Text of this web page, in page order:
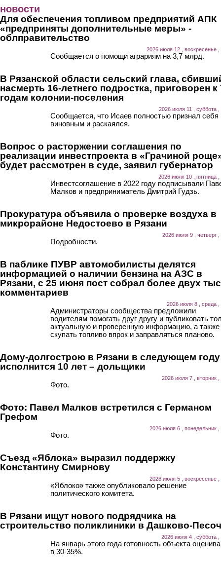
новости
Для обеспечения топливом предприятий АПК
«предприняты дополнительные меры» -
облправительство
2026 июля 12 , воскресенье ,
Сообщается о помощи аграриям на 3,7 млрд.
В Рязанской области сельский глава,
насмерть 16-летнего подростка, приговорен к
годам колонии-поселения
2026 июля 11 , суббота ,
Сообщается, что Исаев полностью признал себя
виновным и раскаялся.
Вопрос о расторжении соглашения по
реализации инвестпроекта в «Грачиной
будет рассмотрен в суде, заявил губернатор
2026 июля 10 , пятница ,
Инвестсоглашение в 2022 году подписывали
Малков и предприниматель Дмитрий Гудзь.
Прокуратура объявила о проверке воздуха в
микрорайоне Недостоево в Рязани
2026 июля 9 , четверг ,
Подробности.
В паблике ПУВР автомобилисты делятся
информацией о наличии бензина на АЗС в
Рязани, с 25 июня пост собрал более двух
комментариев
2026 июля 8 , среда ,
Администраторы сообщества предложили
водителям помогать друг другу и публиковать
актуальную и проверенную информацию, а также
скупать топливо впрок и заправляться планово.
Дому-долгострою в Рязани в следующем году
исполнится 10 лет – дольщики
2026 июля 7 , вторник ,
Фото.
Фото: Павел Малков встретился с Германом
Грефом
2026 июля 6 , понедельник ,
Фото.
Съезд «Яблока» выразил поддержку
Константину Смирнову
2026 июля 5 , воскресенье ,
«Яблоко» также опубликовало решение
политического комитета.
В Рязани ищут нового подрядчика на
строительство поликлиники в Дашково-
2026 июля 4 , суббота ,
На январь этого года готовность объекта
в 30-35%.